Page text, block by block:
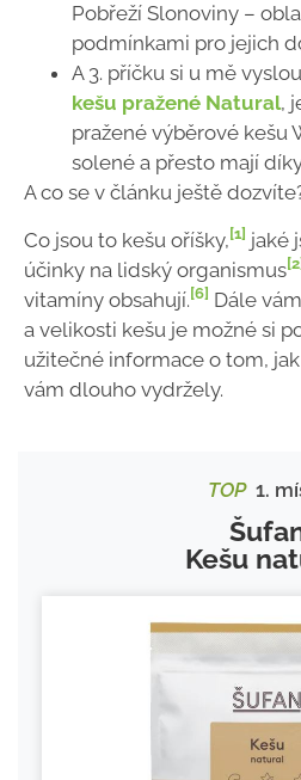
Pobřeží Slonoviny –
podmínkami pro jejich
A 3. příčku si u mě
kešu pražené Natural,
pražené výběrové kešu
solené a přesto mají
A co se v článku ještě
Co jsou to kešu oříšky, [1] jaké
účinky na lidský organismus[2]
vitamíny obsahují. [6] Dále
a velikosti kešu je možné si
užitečné informace o tom,
vám dlouho vydržely.
TOP1.
Kešu